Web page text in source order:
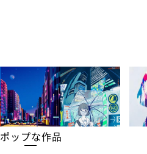
ポップな作品